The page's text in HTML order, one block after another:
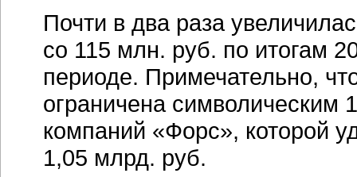
Почти в два раза
со 115 млн. руб. по итогам
периоде. Примечательно,
ограничена символическим
компаний «Форс», которой
1,05 млрд. руб.